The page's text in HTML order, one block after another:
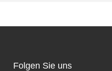
Folgen Sie uns